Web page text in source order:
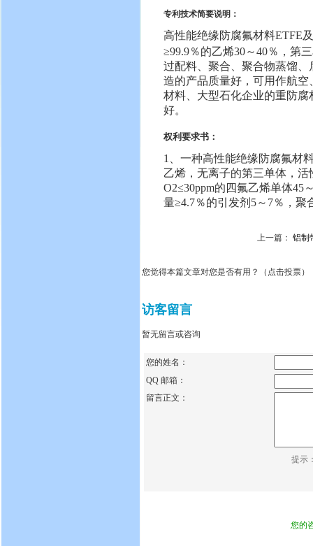
专利技术简要说明：
高性能绝缘防腐氟材料ETFE
≥99.9％的乙烯30～40％，第
过配料、聚合、聚合物蒸馏
造的产品质量好，可用作航
材料、大型石化企业的重防
好。
权利要求书：
1、一种高性能绝缘防腐氟材
乙烯，无离子的第三单体，
O2≤30ppm的四氟乙烯单体45
量≥4.7％的引发剂5～7％，聚
上一篇： 铝制
您觉得本篇文章对您是否有用？（点击投票）
访客留言
暂无留言或咨询
您的姓名：
QQ 邮箱：
留言正文：
提示
您的